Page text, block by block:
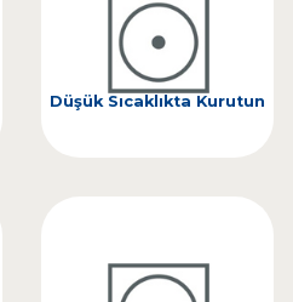
Düşük Sıcaklıkta Kurutun